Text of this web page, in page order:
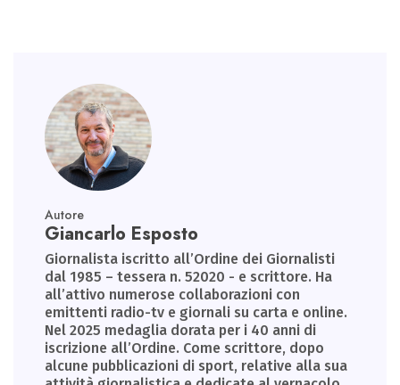
Autore
Giancarlo Esposto
Giornalista iscritto all’Ordine dei Giornalisti
dal 1985 – tessera n. 52020 - e scrittore. Ha
all’attivo numerose collaborazioni con
emittenti radio-tv e giornali su carta e online.
Nel 2025 medaglia dorata per i 40 anni di
iscrizione all’Ordine. Come scrittore, dopo
alcune pubblicazioni di sport, relative alla sua